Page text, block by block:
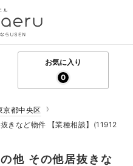
お気に入り
0
京都中央区
きなど物件 【業種相談】(11912
他 その他居抜きな